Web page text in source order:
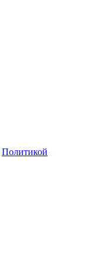
Политикой